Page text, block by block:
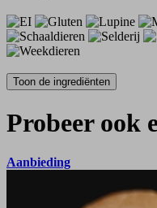
Probeer ook
Aanbieding